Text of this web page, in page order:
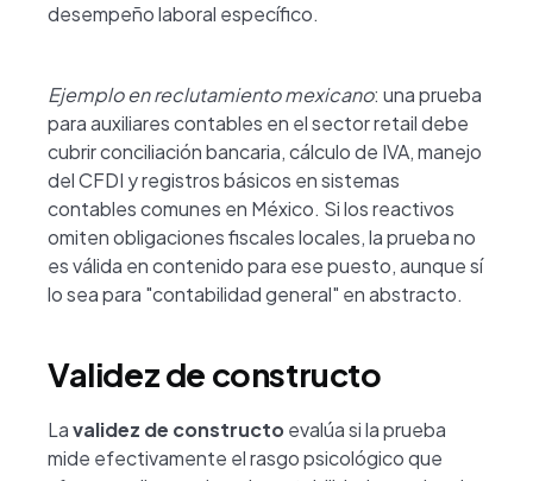
desempeño laboral específico.
Ejemplo en reclutamiento mexicano: una prueba
para auxiliares contables en el sector retail debe
cubrir conciliación bancaria, cálculo de IVA, manejo
del CFDI y registros básicos en sistemas
contables comunes en México. Si los reactivos
omiten obligaciones fiscales locales, la prueba no
es válida en contenido para ese puesto, aunque sí
lo sea para "contabilidad general" en abstracto.
Validez de constructo
Lavalidez de constructoevalúa si la prueba
mide efectivamente el rasgo psicológico que